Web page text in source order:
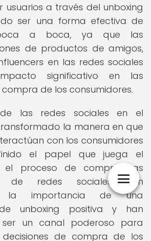
usuarios a través del unboxing
ser una forma efectiva de
a boca, ya que las
de productos de amigos,
en las redes sociales
significativo en las
de los consumidores.
las redes sociales en el
la manera en que
con los consumidores
el papel que juega el
el proceso de compra. Las
de redes sociales han
la importancia de una
unboxing positiva y han
un canal poderoso para
de compra de los